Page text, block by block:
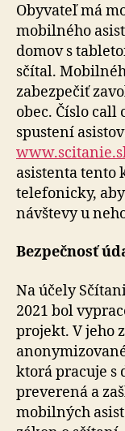
Obyvateľ má
mobilného
domov s
sčítal.
zabezpečiť
obec. Číslo call
spustení
asistenta tento
telefonicky,
návštevy u
Bezpečnosť
Na účely
2021 bol
projekt. V jeho
ktorá pracuje s
preverená a
mobilných